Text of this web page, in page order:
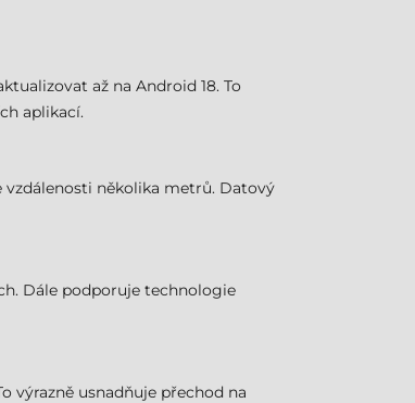
až na Android 18. To
aplikací.
vzdálenosti několika metrů. Datový
Dále podporuje technologie
výrazně usnadňuje přechod na